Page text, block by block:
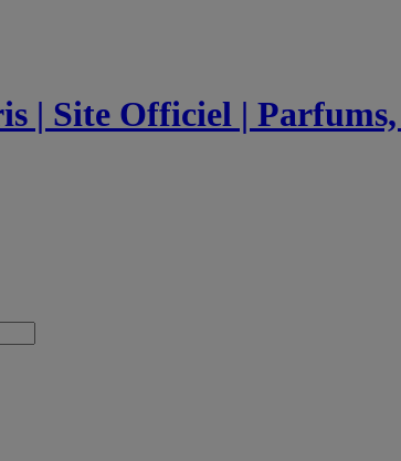
| Site Officiel |